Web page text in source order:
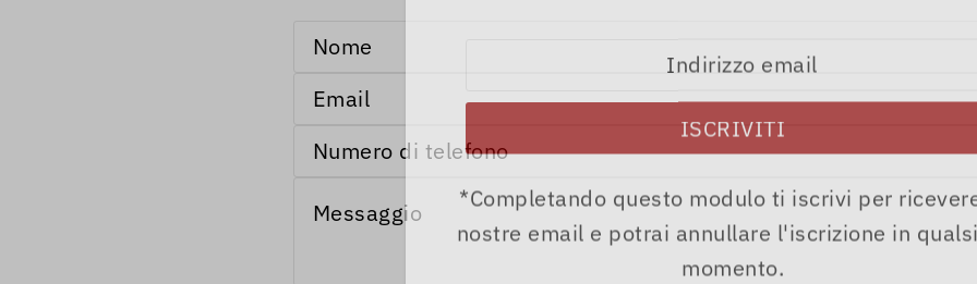
*Completando questo modulo ti iscrivi per
nostre email e potrai annullare l'iscrizione in
momento.